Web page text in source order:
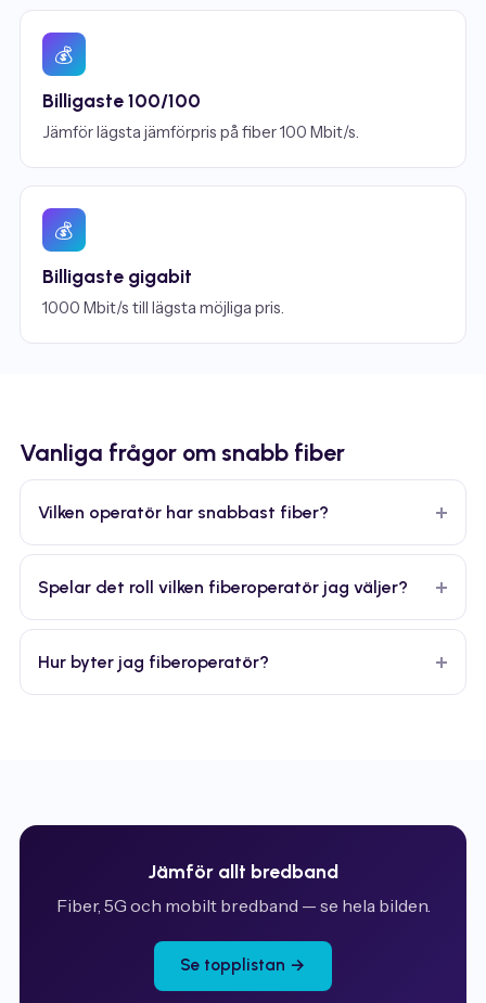
💰
Billigaste 100/100
Jämför lägsta jämförpris på fiber 100 Mbit/s.
💰
Billigaste gigabit
1000 Mbit/s till lägsta möjliga pris.
Vanliga frågor om snabb fiber
Vilken operatör har snabbast fiber?
Spelar det roll vilken fiberoperatör jag väljer?
Hur byter jag fiberoperatör?
Jämför allt bredband
Fiber, 5G och mobilt bredband — se hela bilden.
Se topplistan →